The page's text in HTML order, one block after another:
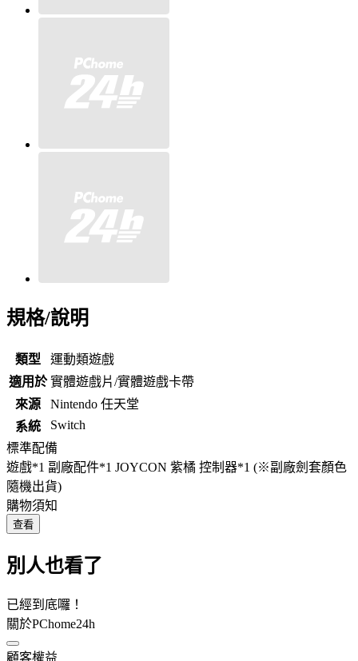
規格/說明
類型
運動類遊戲
適用於 實體遊戲片/實體遊戲卡帶
來源
Nintendo 任天堂
系統
Switch
標準配備
遊戲*1 副廠配件*1 JOYCON 紫橘 控制器*1 (※副廠劍套顏色
隨機出貨)
購物須知
查看
別人也看了
已經到底囉！
關於PChome24h
顧客權益